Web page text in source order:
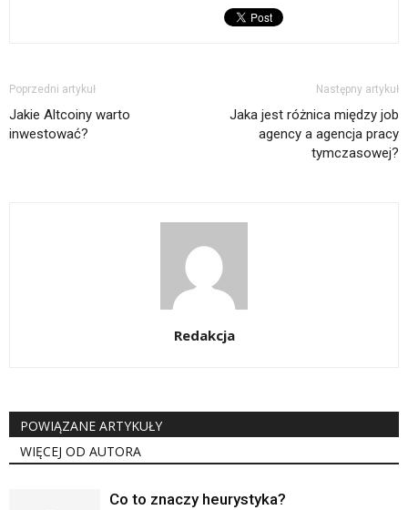
Poprzedni artykuł
Jakie Altcoiny warto
inwestować?
Następny artykuł
Jaka jest różnica między job
agency a agencja pracy
tymczasowej?
Redakcja
POWIĄZANE ARTYKUŁY
WIĘCEJ OD AUTORA
Co to znaczy heurystyka?